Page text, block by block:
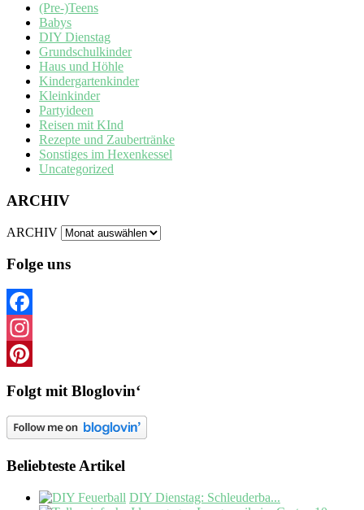
(Pre-)Teens
Babys
DIY Dienstag
Grundschulkinder
Haus und Höhle
Kindergartenkinder
Kleinkinder
Partyideen
Reisen mit KInd
Rezepte und Zaubertränke
Sonstiges im Hexenkessel
Uncategorized
ARCHIV
ARCHIV
Folge uns
Facebook
Instagram
Folgt mit Bloglovin‘
Beliebteste Artikel
DIY Dienstag: Schleuderba...